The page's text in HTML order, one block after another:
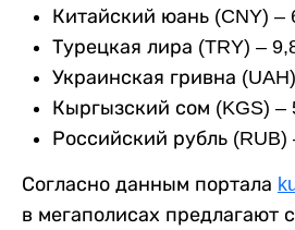
Китайский юань (CNY) –
Турецкая лира (TRY) –
Украинская гривна
Кыргызский сом (KGS) –
Российский рубль (RUB)
Согласно данным портала
в мегаполисах предлагают